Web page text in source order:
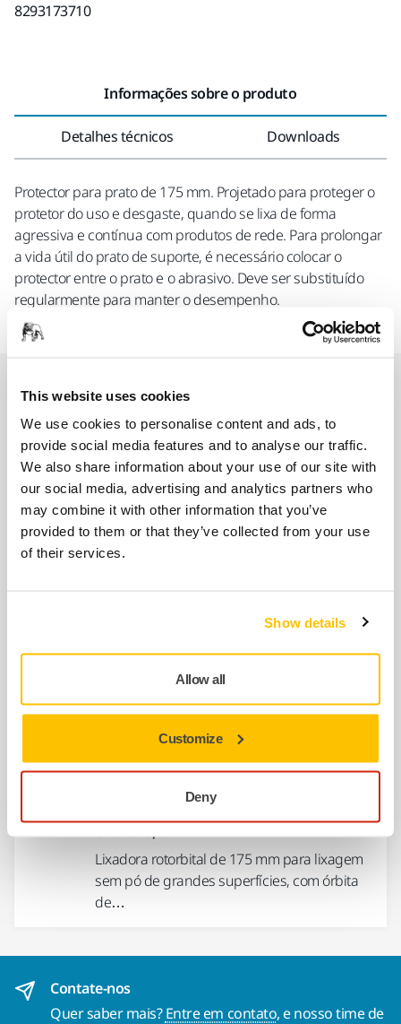
This website uses cookies
We use cookies to personalise content and ads, to
provide social media features and to analyse our traffic.
We also share information about your use of our site with
our social media, advertising and analytics partners who
may combine it with other information that you’ve
provided to them or that they’ve collected from your use
of their services.
Show details
Allow all
Customize
Deny
8293173710
Informações sobre o produto
Detalhes técnicos Downloads
Protector para prato de 175 mm. Projetado para proteger o
protetor do uso e desgaste, quando se lixa de forma
agressiva e contínua com produtos de rede. Para prolongar
a vida útil do prato de suporte, é necessário colocar o
protector entre o prato e o abrasivo. Deve ser substituído
regularmente para manter o desempenho.
Produtos relacionados
USAR EM CONJUNTO
Backing Pad Net 175mm M9 Grip
37H Medium
Para Mirka® DEROS II 175mm. Especialmente
adequado para a lixagem de perfis e
Interface 175mm 37H 5mm, 5/pack
Interface para pratos de 175 mm.
Proporciona um resultado de lixagem mais
Mirka® DEROS II 750 EU Ø 175 mm,
órbita 5,0 mm
Lixadora rotorbital de 175 mm para lixagem
sem pó de grandes superfícies, com órbita
de…
Contate-nos
Quer saber mais?Entre em contato, e nosso time de